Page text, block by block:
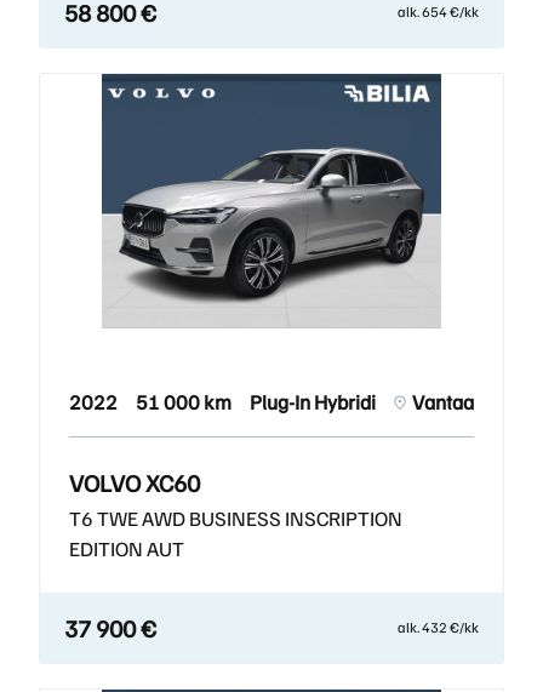
58 800 € alk. 654 €/kk
2022 51 000 km Plug-In Hybridi Vantaa
VOLVO XC60
T6 TWE AWD BUSINESS INSCRIPTION
EDITION AUT
37 900 € alk. 432 €/kk